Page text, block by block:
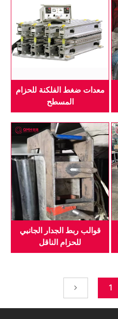
معدات ضغط الفلكنة للحزام
المسطح
قوالب ربط الجدار الجانبي
للحزام الناقل
1